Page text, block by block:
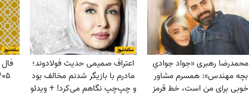
محمدرضا رهبری «جواد جوادیِ
بچه مهندس»: همسرم مشاور
خوبی برای من است، خط قرمز
اعتراف صمیمی حدیث فولادوند؛
مادرم با بازیگر شدنم مخالف بود
و چپ‌چپ نگاهم می‌کرد! + ویدئو